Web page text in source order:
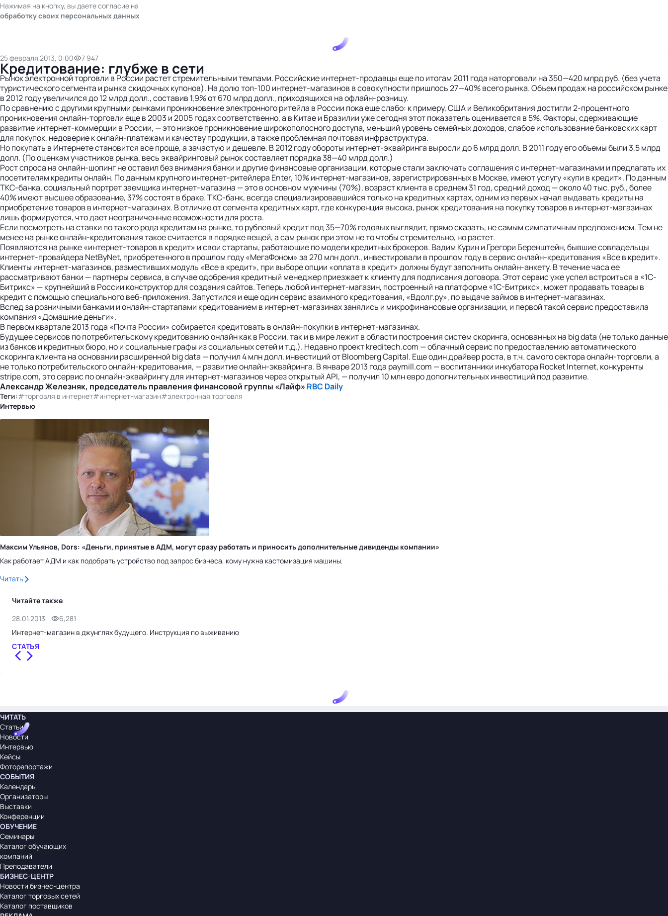
Нажимая на кнопку, вы даете согласие на
обработку своих персональных данных
25 февраля 2013, 0:00 7 947
Кредитование: глубже в сети
Рынок электронной торговли в России растет стремительными темпами. Российские интернет-продавцы еще по итогам 2011 года наторговали на 350—420 млрд руб. (без учета
туристического сегмента и рынка скидочных купонов). На долю топ-100 интернет-магазинов в совокупности пришлось 27—40% всего рынка. Объем продаж на российском рынке
в 2012 году увеличился до 12 млрд долл., составив 1,9% от 670 млрд долл., приходящихся на офлайн-розницу.
По сравнению с другими крупными рынками проникновение электронного ритейла в России пока еще слабо: к примеру, США и Великобритания достигли 2-процентного
проникновения онлайн-торговли еще в 2003 и 2005 годах соответственно, а в Китае и Бразилии уже сегодня этот показатель оценивается в 5%. Факторы, сдерживающие
развитие интернет-коммерции в России, — это низкое проникновение широкополосного доступа, меньший уровень семейных доходов, слабое использование банковских карт
для покупок, недоверие к онлайн-платежам и качеству продукции, а также проблемная почтовая инфраструктура.
Но покупать в Интернете становится все проще, а зачастую и дешевле. В 2012 году обороты интернет-эквайринга выросли до 6 млрд долл. В 2011 году его объемы были 3,5 млрд
долл. (По оценкам участников рынка, весь эквайринговый рынок составляет порядка 38—40 млрд долл.)
Рост спроса на онлайн-шопинг не оставил без внимания банки и другие финансовые организации, которые стали заключать соглашения с интернет-магазинами и предлагать их
посетителям кредиты онлайн. По данным крупного интернет-ритейлера Enter, 10% интернет-магазинов, зарегистрированных в Москве, имеют услугу «купи в кредит». По данным
ТКС-банка, социальный портрет заемщика интернет-магазина — это в основном мужчины (70%), возраст клиента в среднем 31 год, средний доход — около 40 тыс. руб., более
40% имеют высшее образование, 37% состоят в браке. ТКС-банк, всегда специализировавшийся только на кредитных картах, одним из первых начал выдавать кредиты на
приобретение товаров в интернет-магазинах. В отличие от сегмента кредитных карт, где конкуренция высока, рынок кредитования на покупку товаров в интернет-магазинах
лишь формируется, что дает неограниченные возможности для роста.
Если посмотреть на ставки по такого рода кредитам на рынке, то рублевый кредит под 35—70% годовых выглядит, прямо сказать, не самым симпатичным предложением. Тем не
менее на рынке онлайн-кредитования такое считается в порядке вещей, а сам рынок при этом не то чтобы стремительно, но растет.
Появляются на рынке «интернет-товаров в кредит» и свои стартапы, работающие по модели кредитных брокеров. Вадим Курин и Грегори Беренштейн, бывшие совладельцы
интернет-провайдера NetByNet, приобретенного в прошлом году «МегаФоном» за 270 млн долл., инвестировали в прошлом году в сервис онлайн-кредитования «Все в кредит».
Клиенты интернет-магазинов, разместивших модуль «Все в кредит», при выборе опции «оплата в кредит» должны будут заполнить онлайн-анкету. В течение часа ее
рассматривают банки — партнеры сервиса, в случае одобрения кредитный менеджер приезжает к клиенту для подписания договора. Этот сервис уже успел встроиться в «1С-
Битрикс» — крупнейший в России конструктор для создания сайтов. Теперь любой интернет-магазин, построенный на платформе «1С-Битрикс», может продавать товары в
кредит с помощью специального веб-приложения. Запустился и еще один сервис взаимного кредитования, «Вдолг.ру», по выдаче займов в интернет-магазинах.
Вслед за розничными банками и онлайн-стартапами кредитованием в интернет-магазинах занялись и микрофинансовые организации, и первой такой сервис предоставила
компания «Домашние деньги».
В первом квартале 2013 года «Почта России» собирается кредитовать в онлайн-покупки в интернет-магазинах.
Будущее сервисов по потребительскому кредитованию онлайн как в России, так и в мире лежит в области построения систем скоринга, основанных на big data (не только данные
из банков и кредитных бюро, но и социальные графы из социальных сетей и т.д.). Недавно проект kreditech.com — облачный сервис по предоставлению автоматического
скоринга клиента на основании расширенной big data — получил 4 млн долл. инвестиций от Bloomberg Capital. Еще один драйвер роста, в т.ч. самого сектора онлайн-торговли, а
не только потребительского онлайн-кредитования, — развитие онлайн-эквайринга. В январе 2013 года paymill.com — воспитанники инкубатора Rocket Internet, конкуренты
stripe.com, это сервис по онлайн-эквайрингу для интернет-магазинов через открытый API, — получил 10 млн евро дополнительных инвестиций под развитие.
Александр Железняк, председатель правления финансовой группы «Лайф» RBC Daily
Теги:#торговля в интернет#интернет-магазин#электронная торговля
Интервью
Максим Ульянов, Dors: «Деньги, принятые в АДМ, могут сразу работать и приносить дополнительные дивиденды компании»
Как работает АДМ и как подобрать устройство под запрос бизнеса, кому нужна кастомизация машины.
Читать
Читайте также
28.01.2013
6,281
Интернет-магазин в джунглях будущего. Инструкция по выживанию
СТАТЬЯ
ЧИТАТЬ
Статьи
Новости
Интервью
Кейсы
Фоторепортажи
СОБЫТИЯ
Календарь
Организаторы
Выставки
Конференции
ОБУЧЕНИЕ
Семинары
Каталог обучающих
компаний
Преподаватели
БИЗНЕС-ЦЕНТР
Новости бизнес-центра
Каталог торговых сетей
Каталог поставщиков